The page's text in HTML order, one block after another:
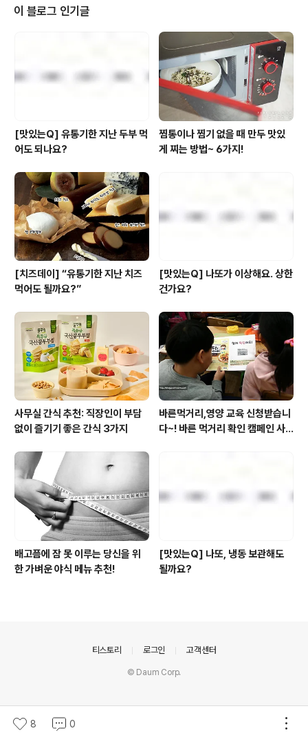
그랬던 그녀에게 그녀의 비밀을 알고도 동요하지 않는 한
소년이 나타납니다. 그리하여 시작된 둘만의 일상 여행. 어
떤 일이 펼쳐질까요? 그리고 왜 영화 제목이 일까요? 이 모
든 비밀은 풀무원 웹진 의 음식문화 코너 요리in컬처를 통
해 풀 수 있답니다. 같이 살펴 볼까요? 시한부 소녀가 원했
던 평범한 일상들 영..
이 블로그 인기글
[맛있는Q] 유통기한 지난 두부 먹
어도 되나요?
찜통이나 찜기 없을 때 만두 맛있
게 찌는 방법~ 6가지!
[치즈데이] “유통기한 지난 치즈
먹어도 될까요?”
[맛있는Q] 나또가 이상해요. 상한
건가요?
사무실 간식 추천: 직장인이 부담
없이 즐기기 좋은 간식 3가지
바른먹거리,영양 교육 신청받습니
다~! 바른 먹거리 확인 캠페인 사
배고픔에 잠 못 이루는 당신을 위
한 가벼운 야식 메뉴 추천!
[맛있는Q] 나또, 냉동 보관해도
될까요?
8 0
티스토리 로그인 고객센터
© Daum Corp.